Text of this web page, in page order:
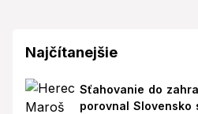
Najčítanejšie
Sťahovanie do
porovnal Slovensko